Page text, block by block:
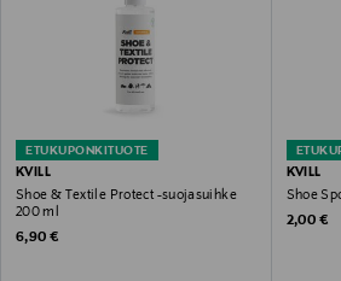
ETUKUPONKITUOTE
KVILL
Shoe & Textile Protect -suojasuihke
200 ml
Original Price
6,90 €
KVILL
Shoe
Original
2,00 €